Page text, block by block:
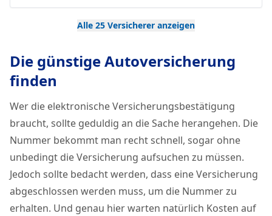
Alle 25 Versicherer anzeigen
Die günstige Autoversicherung
finden
Wer die elektronische Versicherungsbestätigung
braucht, sollte geduldig an die Sache herangehen. Die
Nummer bekommt man recht schnell, sogar ohne
unbedingt die Versicherung aufsuchen zu müssen.
Jedoch sollte bedacht werden, dass eine Versicherung
abgeschlossen werden muss, um die Nummer zu
erhalten. Und genau hier warten natürlich Kosten auf